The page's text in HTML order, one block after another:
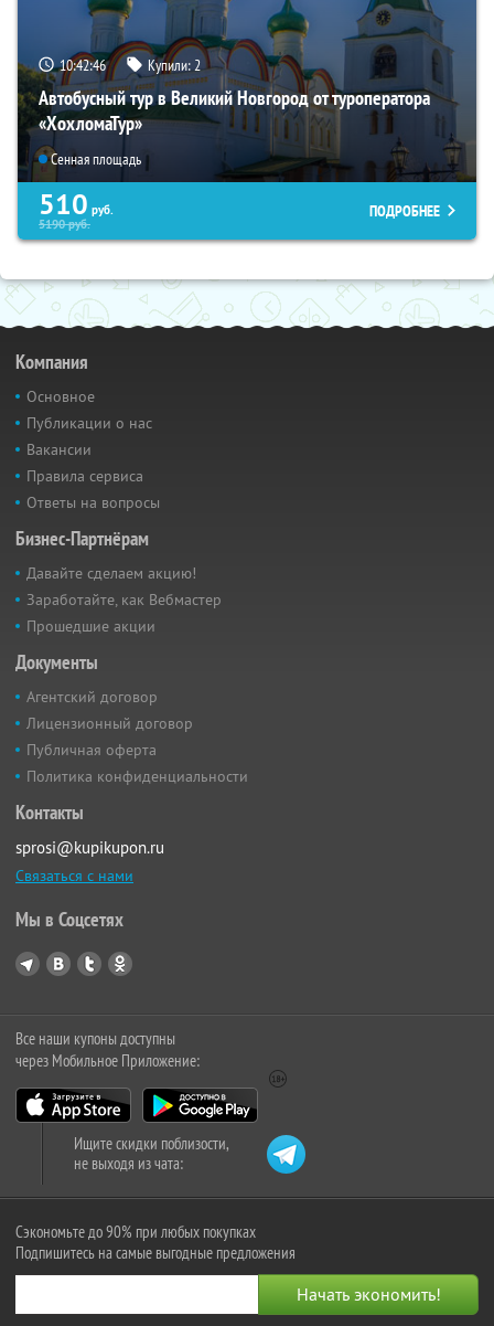
10:42:45 Купили:2
Автобусный тур в Великий Новгород от туроператора
«ХохломаТур»
Сенная площадь
510 руб.
5190руб.
ПОДРОБНЕЕ
Компания
Основное
Публикации о нас
Вакансии
Правила сервиса
Ответы на вопросы
Бизнес-Партнёрам
Давайте сделаем акцию!
Заработайте, как Вебмастер
Прошедшие акции
Документы
Агентский договор
Лицензионный договор
Публичная оферта
Политика конфиденциальности
Контакты
sprosi@kupikupon.ru
Связаться с нами
Мы в Соцсетях
Все наши купоны доступны
через Мобильное Приложение:
Ищите скидки поблизости,
не выходя из чата:
Сэкономьте до 90% при любых покупках
Подпишитесь на самые выгодные предложения